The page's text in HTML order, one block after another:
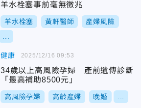
羊水栓塞事前毫無徵兆
羊水栓塞 黃軒醫師 產婦風險
健康
34歲以上高風險孕婦 產前遺傳診斷
「最高補助8500元」
高風險孕婦 高齡產婦 晚婚
2025/12/16 09:53